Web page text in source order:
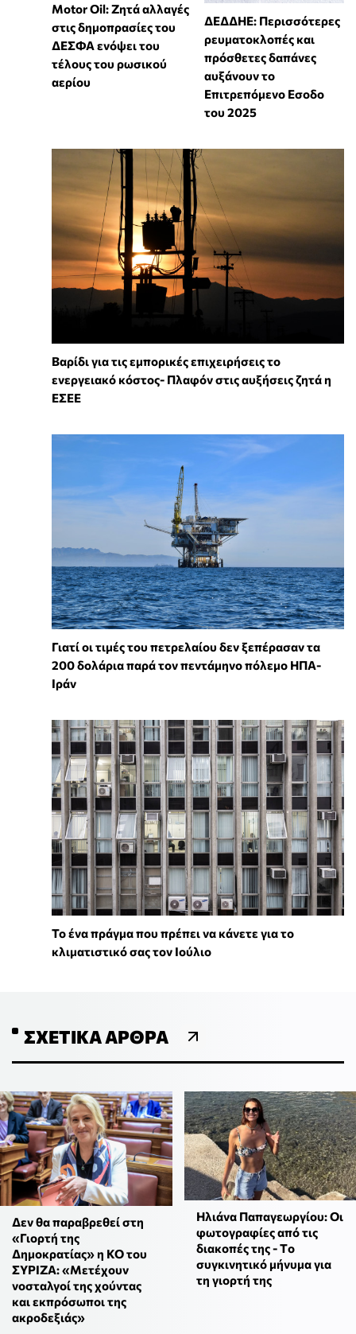
Motor Oil: Ζητά αλλαγές
στις δημοπρασίες του
ΔΕΣΦΑ ενόψει του
τέλους του ρωσικού
αερίου
ΔΕΔΔΗΕ: Περισσότερες
ρευματοκλοπές και
πρόσθετες δαπάνες
αυξάνουν το
Επιτρεπόμενο Εσοδο
του 2025
Βαρίδι για τις εμπορικές επιχειρήσεις το
ενεργειακό κόστος- Πλαφόν στις αυξήσεις ζητά η
ΕΣΕΕ
Γιατί οι τιμές του πετρελαίου δεν ξεπέρασαν τα
200 δολάρια παρά τον πεντάμηνο πόλεμο ΗΠΑ-
Ιράν
Το ένα πράγμα που πρέπει να κάνετε για το
κλιματιστικό σας τον Ιούλιο
ΣΧΕΤΙΚΆ ΆΡΘΡΑ
Δεν θα παραβρεθεί στη
«Γιορτή της
Δημοκρατίας» η ΚΟ του
ΣΥΡΙΖΑ: «Μετέχουν
νοσταλγοί της χούντας
και εκπρόσωποι της
ακροδεξιάς»
Ηλιάνα Παπαγεωργίου: Οι
φωτογραφίες από τις
διακοπές της - Tο
συγκινητικό μήνυμα για
τη γιορτή της